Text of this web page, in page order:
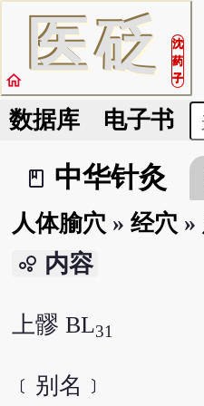
医砭
沈
药
子
home
数据库 电子书
book_2
中华针灸
人体腧穴 » 经穴 »
bubble_chart 内容
上髎 BL31
﹝别名﹞